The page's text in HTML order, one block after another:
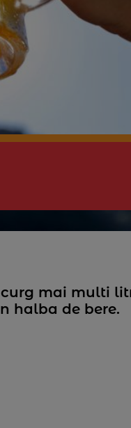
mai multi
halba de bere.